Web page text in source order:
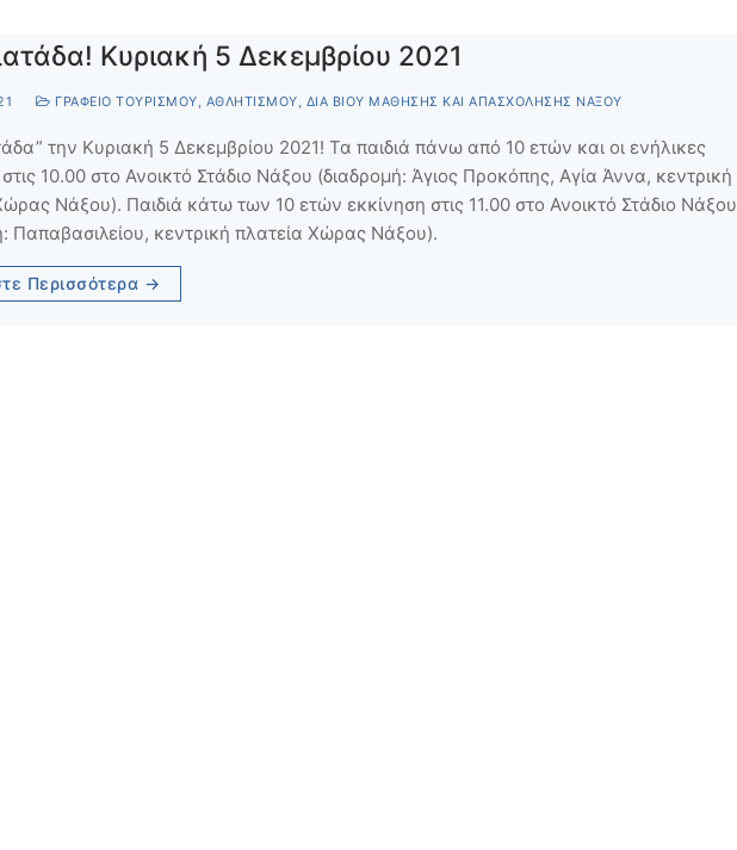
Κυριακή 5 Δεκεμβρίου 2021
ΓΡΑΦΕΊΟ ΤΟΥΡΙΣΜΟΎ, ΑΘΛΗΤΙΣΜΟΎ, ΔΙΑ ΒΊΟΥ ΜΆΘΗΣΗΣ ΚΑΙ ΑΠΑΣΧΌΛΗΣΗΣ ΝΆΞΟΥ
την Κυριακή 5 Δεκεμβρίου 2021! Τα παιδιά πάνω από 10 ετών και οι ενήλικες
10.00 στο Ανοικτό Στάδιο Νάξου (διαδρομή: Άγιος Προκόπης, Αγία Άννα, κεντρική
Νάξου). Παιδιά κάτω των 10 ετών εκκίνηση στις 11.00 στο Ανοικτό Στάδιο Νάξου
Παπαβασιλείου, κεντρική πλατεία Χώρας Νάξου).
Περισσότερα →